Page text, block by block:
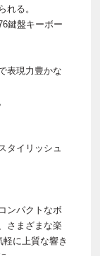
れる。
鍵盤キーボー
表現力豊かな
タイリッシュ
ンパクトなボ
さまざまな楽
に上質な響き